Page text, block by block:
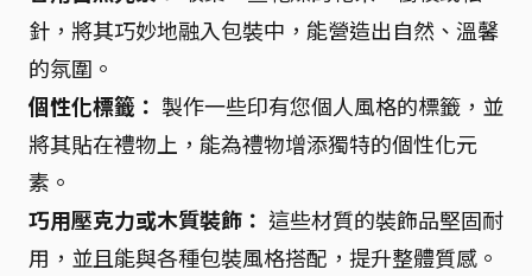
針，將其巧妙地融入包裝中，能營造出自然、溫馨
的氛圍。
個性化標籤： 製作一些印有您個人風格的標籤，並
將其貼在禮物上，能為禮物增添獨特的個性化元
素。
巧用壓克力或木質裝飾： 這些材質的裝飾品堅固耐
用，並且能與各種包裝風格搭配，提升整體質感。